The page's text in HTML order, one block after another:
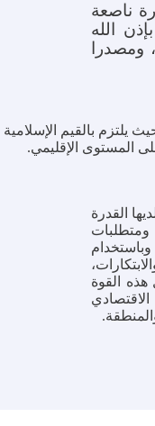
ناصعة
الله
ومصدرا
یلتزم بالقيم الإسلامية
المستوى الإقليمي.
القدرة
ومتطلبات
هذه
القوة
الاقتصادي